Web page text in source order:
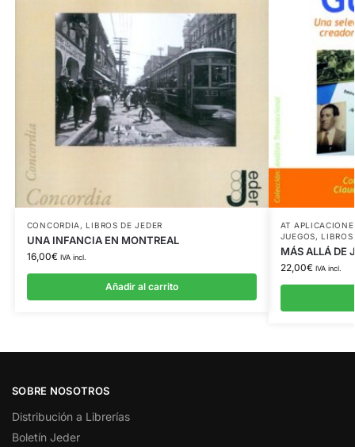
CONCORDIA ,LIBROS DE JEDER
UNA INFANCIA EN MONTREAL
16,00€ IVA incl.
Añadir al carrito
AT
JUEGOS,LIBROS
MÁS ALLÁ DE
22,00€ IVA incl.
SOBRE NOSOTROS
Distribución a Librerías
Boletín Jeder